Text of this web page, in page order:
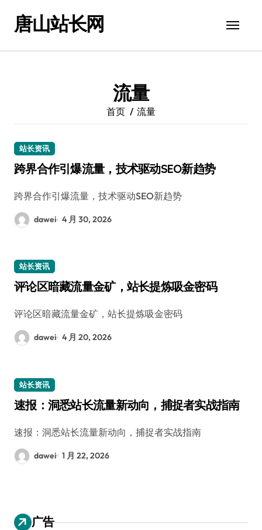
唐山站长网
流量
首页 流量
站长资讯
跨界合作引爆流量，技术驱动SEO新趋势
跨界合作引爆流量，技术驱动SEO新趋势
dawei 4 月 30, 2026
站长资讯
评论区暗藏流量金矿，站长提炼吸金密码
评论区暗藏流量金矿，站长提炼吸金密码
dawei 4 月 20, 2026
站长资讯
速报：洞悉站长流量新动向，捕捉者实战指南
速报：洞悉站长流量新动向，捕捉者实战指南
dawei 1 月 22, 2026
广告